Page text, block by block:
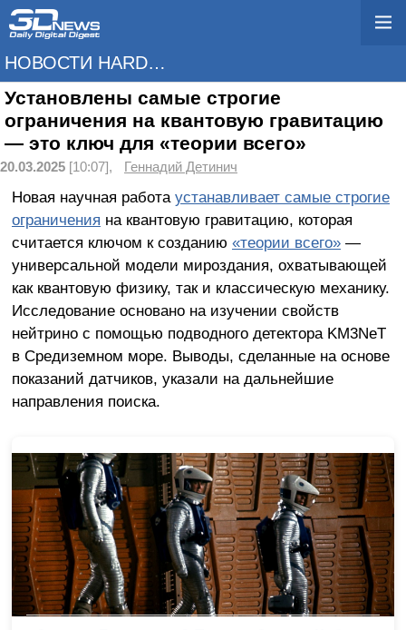
НОВОСТИ HARDWARE
Установлены самые строгие
ограничения на квантовую гравитацию
— это ключ для «теории всего»
20.03.2025 [10:07], Геннадий Детинич
Новая научная работа устанавливает самые строгие
ограничения на квантовую гравитацию, которая
считается ключом к созданию «теории всего»—
универсальной модели мироздания, охватывающей
как квантовую физику, так и классическую механику.
Исследование основано на изучении свойств
нейтрино с помощью подводного детектора KM3NeT
в Средиземном море. Выводы, сделанные на основе
показаний датчиков, указали на дальнейшие
направления поиска.